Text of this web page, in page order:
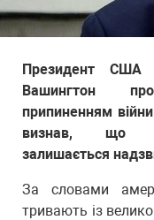
Президент
Вашингтон
припиненням
визнав, що
залишається
За словами
тривають із